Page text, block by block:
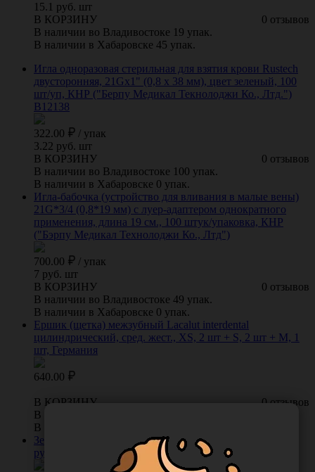
15.1 руб. шт
0 отзывов
В КОРЗИНУ
В наличии во Владивостоке 19 упак.
В наличии в Хабаровске 45 упак.
Игла одноразовая стерильная для взятия крови Rustech
двусторонняя, 21Gх1" (0,8 х 38 мм), цвет зеленый, 100
шт/уп, КНР ("Берпу Медикал Текнолоджи Ко., Лтд.")
B12138
322.00 / упак
3.22 руб. шт
0 отзывов
В КОРЗИНУ
В наличии во Владивостоке 100 упак.
В наличии в Хабаровске 0 упак.
Игла-бабочка (устройство для вливания в малые вены)
21G*3/4 (0,8*19 мм) с луер-адаптером однократного
применения, длина 19 см., 100 штук/упаковка, КНР
("Бэрпу Медикал Технолоджи Ко., Лтд")
700.00 / упак
7 руб. шт
0 отзывов
В КОРЗИНУ
В наличии во Владивостоке 49 упак.
В наличии в Хабаровске 0 упак.
Ершик (щетка) межзубный Lacalut interdental
цилиндрический, сред. жест., XS, 2 шт + S, 2 шт + M, 1
шт, Германия
640.00
0 отзывов
В КОРЗИНУ
В наличии во Владивостоке 3 набор.
В наличии в Хабаровске 0 набор.
Зеркало гортанное диаметром 22 мм с пластмассовой
ручкой, 50 шт/упак, Россия (Полимерные изделия)